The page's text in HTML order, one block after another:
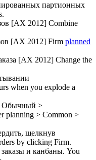
партионных
[AX 2012] Combine
[AX 2012] Firm planned
[AX 2012] Change the
when you explode a
Обычный >
planning > Common >
щелкнув
by clicking Firm.
заказы и канбаны. You